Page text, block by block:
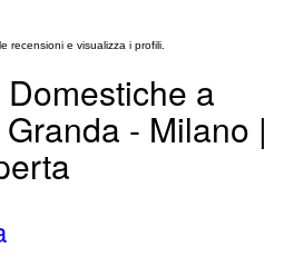
recensioni e visualizza i profili.
a
- Milano |